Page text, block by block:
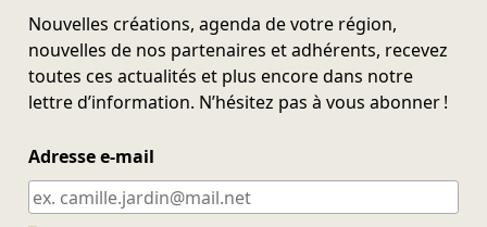
Nouvelles créations, agenda de votre région,
nouvelles de nos partenaires et adhérents, recevez
toutes ces actualités et plus encore dans notre
lettre d’information. N’hésitez pas à vous abonner !
Adresse e-mail